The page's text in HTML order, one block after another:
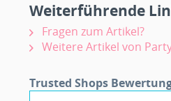
Weiterführende
Fragen zum Artikel?
Weitere Artikel von
Trusted Shops